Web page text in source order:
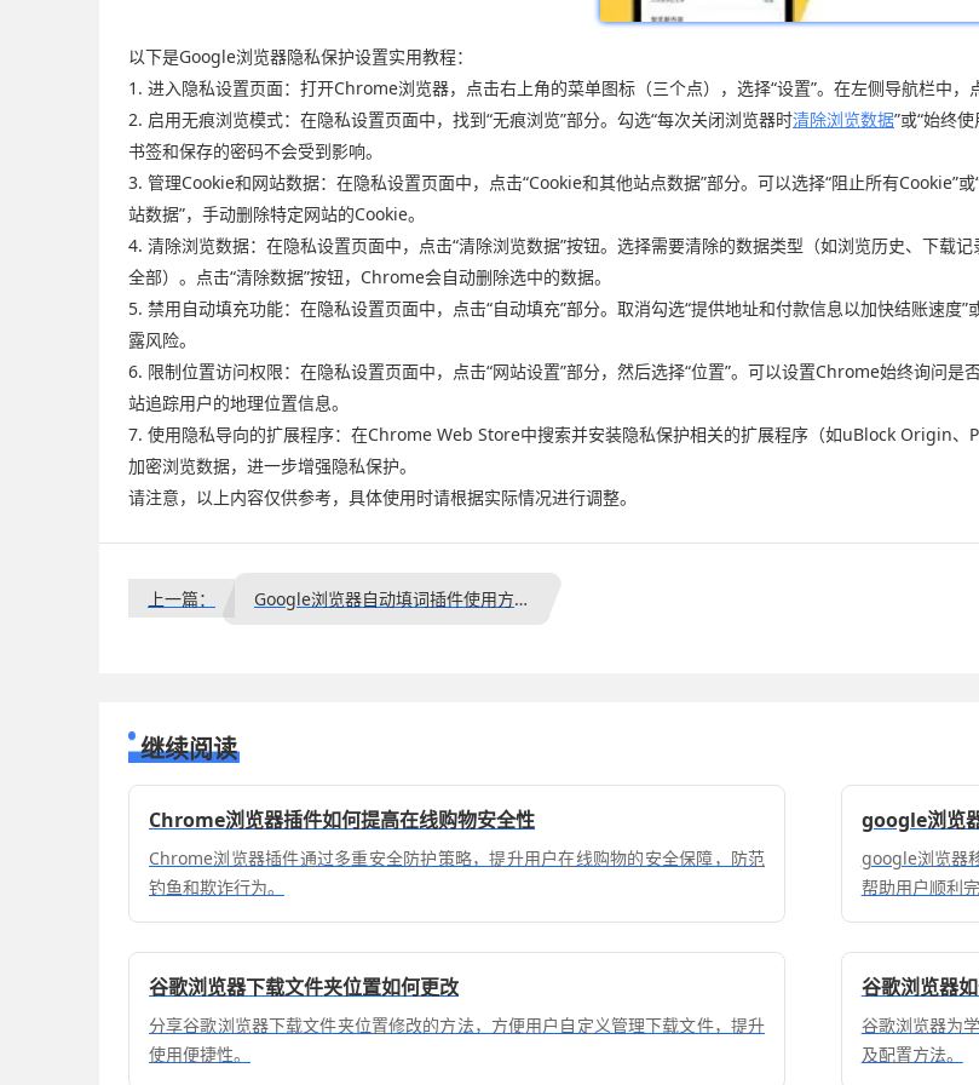
以下是Google浏览器隐私保护设置实用教程：
1. 进入隐私设置页面：打开Chrome浏览器，点击右上角的菜单图标（三个点），选择“设置”。在左侧导航栏中，
2. 启用无痕浏览模式：在隐私设置页面中，找到“无痕浏览”部分。勾选“每次关闭浏览器时清除浏览数据”或“始终使
书签和保存的密码不会受到影响。
3. 管理Cookie和网站数据：在隐私设置页面中，点击“Cookie和其他站点数据”部分。可以选择“阻止所有Cookie”
站数据”，手动删除特定网站的Cookie。
4. 清除浏览数据：在隐私设置页面中，点击“清除浏览数据”按钮。选择需要清除的数据类型（如浏览历史、下载
全部）。点击“清除数据”按钮，Chrome会自动删除选中的数据。
5. 禁用自动填充功能：在隐私设置页面中，点击“自动填充”部分。取消勾选“提供地址和付款信息以加快结账速度
露风险。
6. 限制位置访问权限：在隐私设置页面中，点击“网站设置”部分，然后选择“位置”。可以设置Chrome始终询问
站追踪用户的地理位置信息。
7. 使用隐私导向的扩展程序：在Chrome Web Store中搜索并安装隐私保护相关的扩展程序（如uBlock Origin
加密浏览数据，进一步增强隐私保护。
请注意，以上内容仅供参考，具体使用时请根据实际情况进行调整。
上一篇： Google浏览器自动填词插件使用方法
继续阅读
Chrome浏览器插件如何提高在线购物安全性
Chrome浏览器插件通过多重安全防护策略，提升用户在线购物的安全保障，防范
钓鱼和欺诈行为。
google浏览
google浏览器
帮助用户顺利
谷歌浏览器下载文件夹位置如何更改
分享谷歌浏览器下载文件夹位置修改的方法，方便用户自定义管理下载文件，提升
使用便捷性。
谷歌浏览器
谷歌浏览器为
及配置方法。